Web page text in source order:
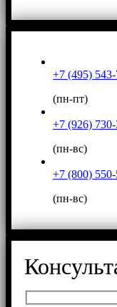
+7 (495)
(пн-пт)
+7 (926)
(пн-вс)
+7 (800) 550-
(пн-вс)